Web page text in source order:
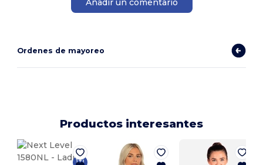
Añadir un comentario
Ordenes de mayoreo
Productos interesantes